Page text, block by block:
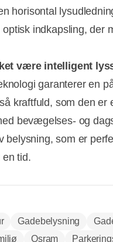
horisontal
indkapsling, der
være intelligent
garanterer en
kraftfuld, som den er
bevægelses- og
belysning, som er
en tid.
Gadebelysning
Osram